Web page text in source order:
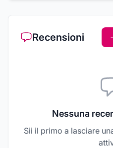
Recensioni
Nessuna
Sii il primo a lasciare